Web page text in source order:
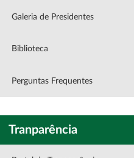
Galeria de Presidentes
Biblioteca
Perguntas Frequentes
Tranparência